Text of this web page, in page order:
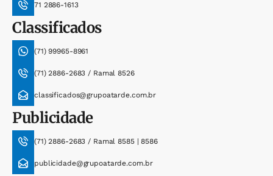
71 2886-1613
Classificados
(71) 99965-8961
(71) 2886-2683 / Ramal 8526
classificados@grupoatarde.com.br
Publicidade
(71) 2886-2683 / Ramal 8585 | 8586
publicidade@grupoatarde.com.br